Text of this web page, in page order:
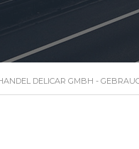
DELICAR GMBH -